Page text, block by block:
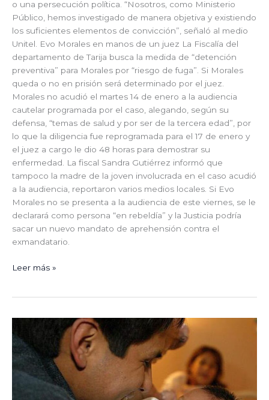
o una persecución política. “Nosotros, como Ministerio
Público, hemos investigado de manera objetiva y existiendo
los suficientes elementos de convicción”, señaló al medio
Unitel. Evo Morales en manos de un juez La Fiscalía del
departamento de Tarija busca la medida de “detención
preventiva” para Morales por “riesgo de fuga”. Si Morales
queda o no en prisión será determinado por el juez.
Morales no acudió el martes 14 de enero a la audiencia
cautelar programada por el caso, alegando, según su
defensa, “temas de salud y por ser de la tercera edad”, por
lo que la diligencia fue reprogramada para el 17 de enero y
el juez a cargo le dio 48 horas para demostrar su
enfermedad. La fiscal Sandra Gutiérrez informó que
tampoco la madre de la joven involucrada en el caso acudió
a la audiencia, reportaron varios medios locales. Si Evo
Morales no se presenta a la audiencia de este viernes, se le
declarará como persona “en rebeldía” y la Justicia podría
sacar un nuevo mandato de aprehensión contra el
exmandatario.
Leer más »
por
paternidad
para
trabajadores